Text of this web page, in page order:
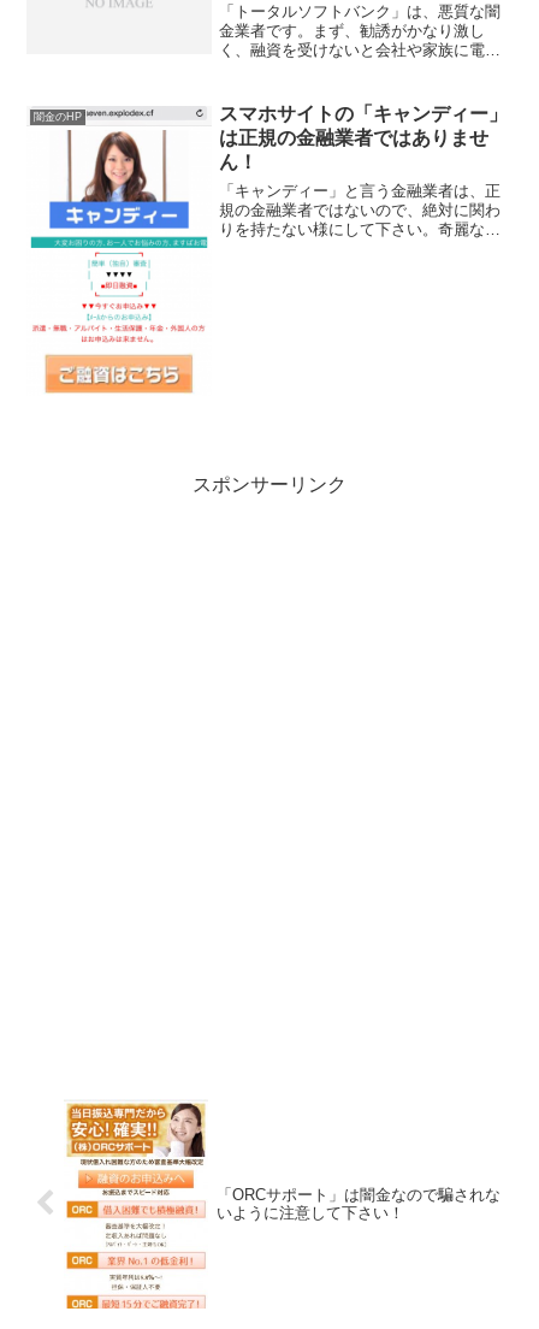
「トータルソフトバンク」は、悪質な闇
金業者です。まず、勧誘がかなり激し
く、融資を受けないと会社や家族に電話
す、2万円借りた場合、10日後には3万円
も返さないと行けま...
闇金のHP
スマホサイトの「キャンディー」
は正規の金融業者ではありませ
ん！
「キャンディー」と言う金融業者は、正
規の金融業者ではないので、絶対に関わ
りを持たない様にして下さい。奇麗なス
スポンサーリンク
「ORCサポート」は闇金なので騙されな
いように注意して下さい！